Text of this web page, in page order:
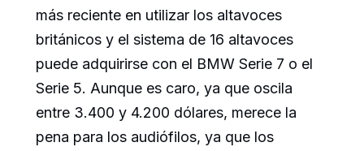
más reciente en utilizar los altavoces
británicos y el sistema de 16 altavoces
puede adquirirse con el BMW Serie 7 o el
Serie 5. Aunque es caro, ya que oscila
entre 3.400 y 4.200 dólares, merece la
pena para los audiófilos, ya que los